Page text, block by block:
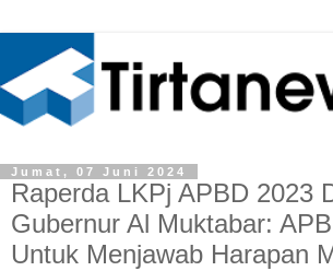
Jumat, 07 Juni 2024
Raperda LKPj APBD 2023
Gubernur Al Muktabar:
Untuk Menjawab Harapan